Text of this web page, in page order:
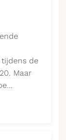
tijdens de
Maar